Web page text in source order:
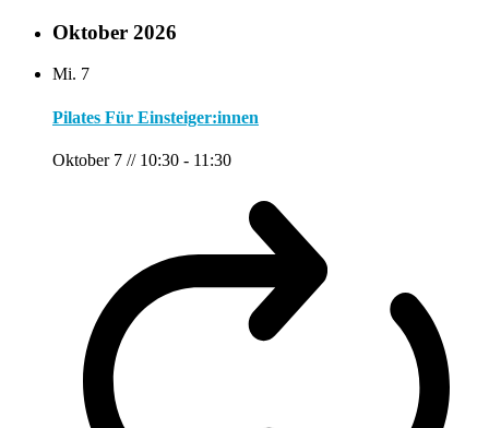
Oktober 2026
Mi. 7
Pilates Für Einsteiger:innen
Oktober 7 // 10:30 - 11:30